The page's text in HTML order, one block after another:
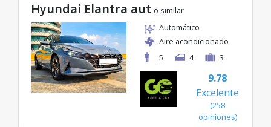
Hyundai Elantra aut o similar
Automático
Aire acondicionado
5
4 3
9.78
Excelente
(258
opiniones)